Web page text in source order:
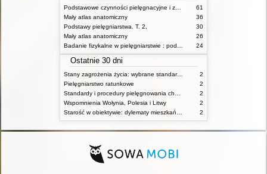
61
Mały atlas anatomiczny
36
Podstawy pielęgniarstwa. T. 2,
30
Mały atlas anatomiczny
26
24
Ostatnie 30 dni
Stany zagrożenia życia: wybrane standardy opieki i procedury postępowania pielęgniarskiego
2
Pielęgniarstwo ratunkowe
2
2
Wspomnienia Wołynia, Polesia i Litwy
2
2